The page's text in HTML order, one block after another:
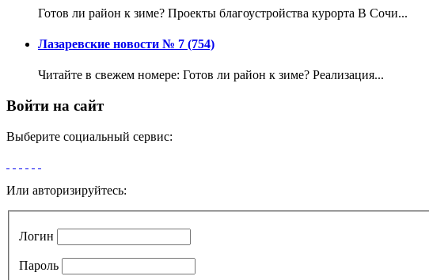
Готов ли район к зиме? Проекты благоустройства курорта В Сочи...
Лазаревские новости № 7 (754)
Читайте в свежем номере: Готов ли район к зиме? Реализация...
Войти на сайт
Выберите социальный сервис:
Или авторизируйтесь:
Логин
Пароль